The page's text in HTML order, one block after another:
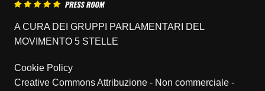
A CURA DEI GRUPPI PARLAMENTARI DEL
MOVIMENTO 5 STELLE
Cookie Policy
Creative Commons Attribuzione - Non commerciale -